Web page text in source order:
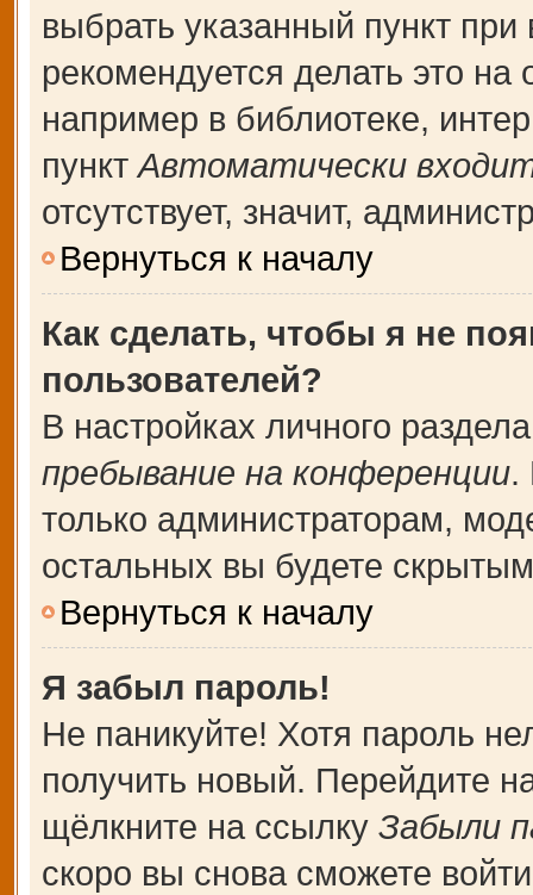
выбрать указанный пункт
рекомендуется делать это
например в библиотеке,
пунктАвтоматически
отсутствует, значит,
Вернуться к началу
Как сделать, чтобы я не
пользователей?
В настройках личного
пребывание на конференции.
только администраторам,
остальных вы будете
Вернуться к началу
Я забыл пароль!
Не паникуйте! Хотя пароль
получить новый. Перейдите
щёлкните на ссылку Забыли
скоро вы снова сможете